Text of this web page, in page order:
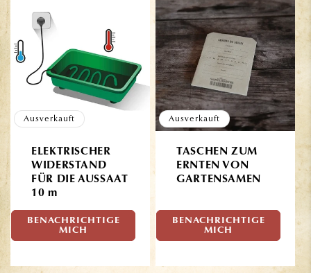
Ausverkauft
ELEKTRISCHER
WIDERSTAND
FÜR DIE AUSSAAT
10 m
BENACHRICHTIGE
MICH
Normaler
Preis
69,90€
Ausverkauft
TASCHEN ZUM
ERNTEN VON
GARTENSAMEN
BENACHRICHTIGE
MICH
Normaler
Preis
3,90€